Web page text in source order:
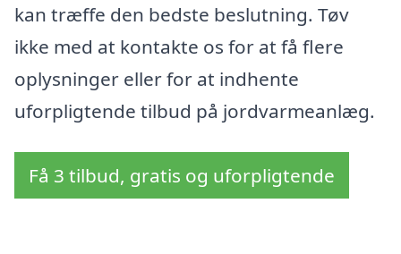
kan træffe den bedste beslutning. Tøv
ikke med at kontakte os for at få flere
oplysninger eller for at indhente
uforpligtende tilbud på jordvarmeanlæg.
Få 3 tilbud, gratis og uforpligtende